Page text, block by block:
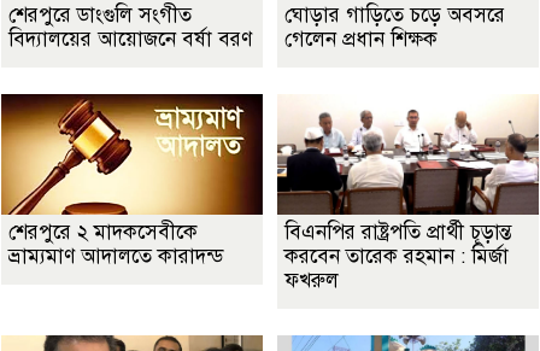
শেরপুরে ডাংগুলি সংগীত
বিদ্যালয়ের আয়োজনে বর্ষা বরণ
ঘোড়ার গাড়িতে চড়ে অবসরে
গেলেন প্রধান শিক্ষক
শেরপুরে ২ মাদকসেবীকে
ভ্রাম্যমাণ আদালতে কারাদন্ড
বিএনপির রাষ্ট্রপতি প্রার্থী চূড়ান্ত
করবেন তারেক রহমান : মির্জা
ফখরুল